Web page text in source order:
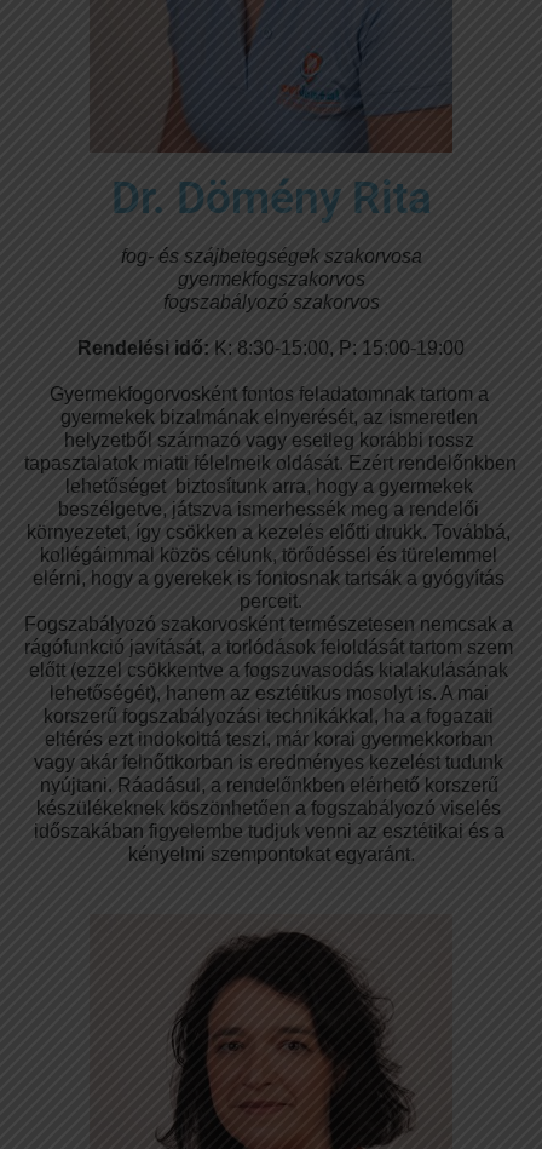
Dr. Dömény Rita
fog- és szájbetegségek szakorvosa
gyermekfogszakorvos
fogszabályozó szakorvos
Rendelési idő: K: 8:30-15:00, P: 15:00-19:00
Gyermekfogorvosként fontos feladatomnak tartom a
gyermekek bizalmának elnyerését, az ismeretlen
helyzetből származó vagy esetleg korábbi rossz
tapasztalatok miatti félelmeik oldását. Ezért rendelőnkben
lehetőséget  biztosítunk arra, hogy a gyermekek
beszélgetve, játszva ismerhessék meg a rendelői
környezetet, így csökken a kezelés előtti drukk. Továbbá,
kollégáimmal közös célunk, törődéssel és türelemmel
elérni, hogy a gyerekek is fontosnak tartsák a gyógyítás
perceit.
Fogszabályozó szakorvosként természetesen nemcsak a
rágófunkció javítását, a torlódások feloldását tartom szem
előtt (ezzel csökkentve a fogszuvasodás kialakulásának
lehetőségét), hanem az esztétikus mosolyt is. A mai
korszerű fogszabályozási technikákkal, ha a fogazati
eltérés ezt indokolttá teszi, már korai gyermekkorban
vagy akár felnőttkorban is eredményes kezelést tudunk
nyújtani. Ráadásul, a rendelőnkben elérhető korszerű
készülékeknek köszönhetően a fogszabályozó viselés
időszakában figyelembe tudjuk venni az esztétikai és a
kényelmi szempontokat egyaránt.